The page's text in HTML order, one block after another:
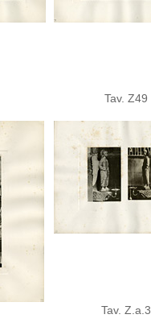
Tav. Z49
Tav. Z.a.3